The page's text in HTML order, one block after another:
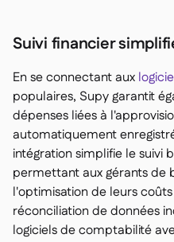
Suivi financier
En se connectant aux
populaires, Supy garantit
dépenses liées à
automatiquement
intégration simplifie le suivi
permettant aux gérants de
l'optimisation de leurs
réconciliation de données
logiciels de comptabilité